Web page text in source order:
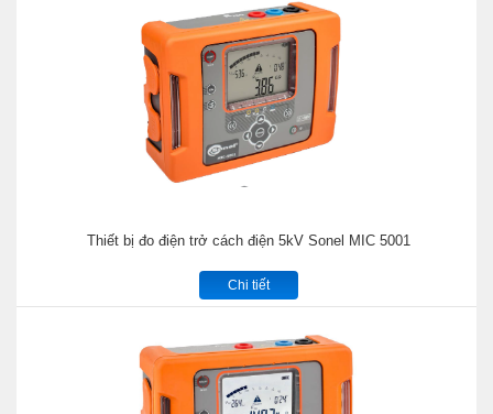
Thiết bị đo điện trở cách điện 5kV Sonel MIC 5001
Chi tiết